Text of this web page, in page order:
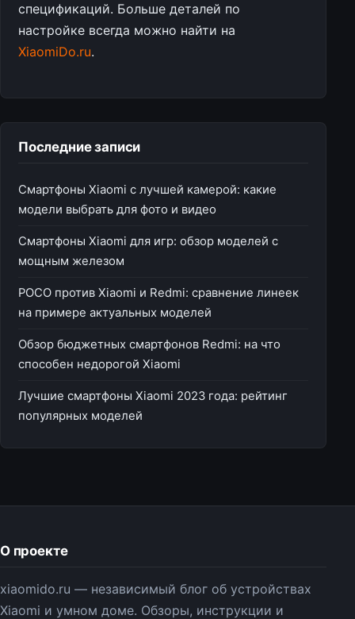
спецификаций. Больше деталей по
настройке всегда можно найти на
XiaomiDo.ru.
Последние записи
Смартфоны Xiaomi с лучшей камерой: какие
модели выбрать для фото и видео
Смартфоны Xiaomi для игр: обзор моделей с
мощным железом
POCO против Xiaomi и Redmi: сравнение линеек
на примере актуальных моделей
Обзор бюджетных смартфонов Redmi: на что
способен недорогой Xiaomi
Лучшие смартфоны Xiaomi 2023 года: рейтинг
популярных моделей
О проекте
xiaomido.ru — независимый блог об устройствах
Xiaomi и умном доме. Обзоры, инструкции и